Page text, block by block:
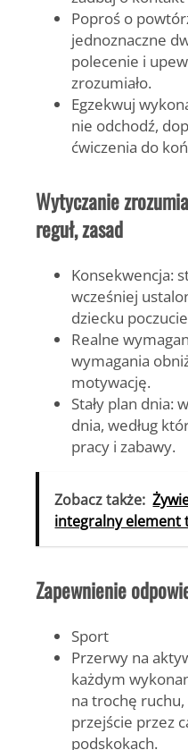
Poproś o
jednoznaczne
polecenie i
zrozumiało.
Egzekwuj
nie odchodź,
ćwiczenia do
Wytyczanie
reguł, zasad
Konsekwencja:
wcześniej
dziecku
Realne
wymagania
motywację.
Stały plan dnia:
dnia, według
pracy i zabawy.
Zobacz także:
integralny element
Zapewnienie
Sport
Przerwy na
każdym
na trochę
przejście przez
podskokach.